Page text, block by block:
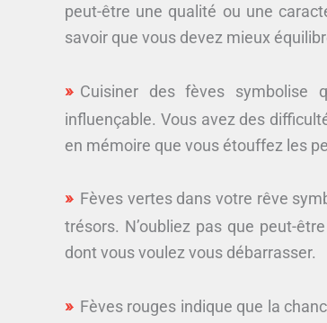
peut-être une qualité ou une
savoir que vous devez mieux
Cuisiner des fèves symbolise
influençable. Vous avez des
en mémoire que vous étouffez les
Fèves vertes dans votre rêve
trésors. N’oubliez pas que peut-
dont vous voulez vous débarrasser.
Fèves rouges indique que la